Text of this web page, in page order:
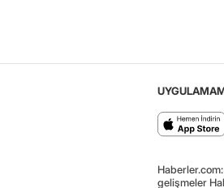
gelişmeler